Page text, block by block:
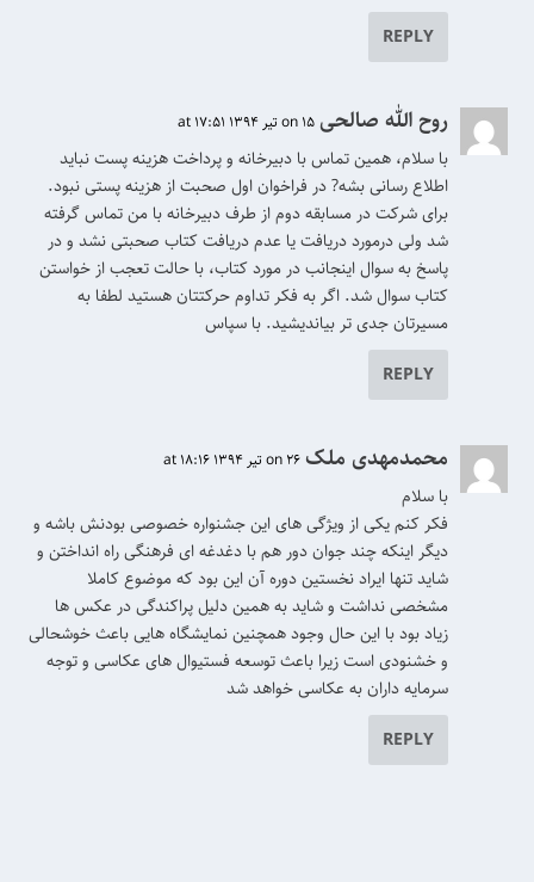
REPLY
روح الله صالحی on 15 تیر 1394 at 17:51
با سلام، همین تماس با دبیرخانه و پرداخت هزینه پست نباید
اطلاع رسانی بشه? در فراخوان اول صحبت از هزینه پستی نبود.
برای شرکت در مسابقه دوم از طرف دبیرخانه با من تماس گرفته
شد ولی درمورد دریافت یا عدم دریافت کتاب صحبتی نشد و در
پاسخ به سوال اینجانب در مورد کتاب، با حالت تعجب از خواستن
کتاب سوال شد. اگر به فکر تداوم حرکتتان هستید لطفا به
مسیرتان جدی‌ تر بیاندیشید. با سپاس
REPLY
محمدمهدی ملک on 26 تیر 1394 at 18:16
با سلام
فکر کنم یکی از ویژگی های این جشنواره خصوصی بودنش باشه و
دیگر اینکه چند جوان دور هم با دغدغه ای فرهنگی راه انداختن و
شاید تنها ایراد نخستین دوره آن این بود که موضوع کاملا
مشخصی نداشت و شاید به همین دلیل پراکندگی در عکس ها
زیاد بود با این حال وجود همچنین نمایشگاه هایی باعث خوشحالی
و خشنودی است زیرا باعث توسعه فستیوال های عکاسی و توجه
سرمایه داران به عکاسی خواهد شد
REPLY